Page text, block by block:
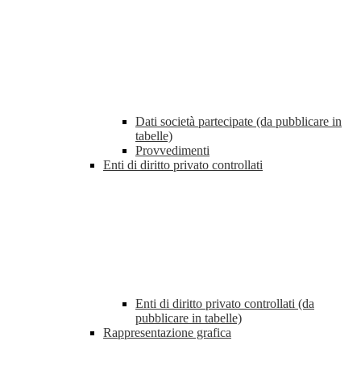
Dati società partecipate (da pubblicare in
tabelle)
Provvedimenti
Enti di diritto privato controllati
Enti di diritto privato controllati (da
pubblicare in tabelle)
Rappresentazione grafica